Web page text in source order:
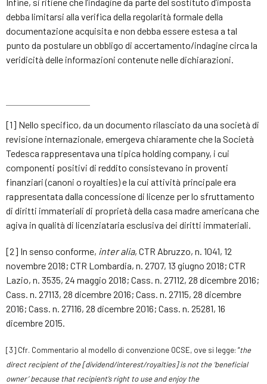
debba limitarsi alla verifica della regolarità formale della
documentazione acquisita e non debba essere estesa a tal
punto da postulare un obbligo di accertamento/indagine circa la
veridicità delle informazioni contenute nelle dichiarazioni.
[1] Nello specifico, da un documento rilasciato da una società di
revisione internazionale, emergeva chiaramente che la Società
Tedesca rappresentava una tipica holding company, i cui
componenti positivi di reddito consistevano in proventi
finanziari (canoni o royalties) e la cui attività principale era
rappresentata dalla concessione di licenze per lo sfruttamento
di diritti immateriali di proprietà della casa madre americana che
agiva in qualità di licenziataria esclusiva dei diritti immateriali.
[2] In senso conforme, inter alia, CTR Abruzzo, n. 1041, 12
novembre 2018; CTR Lombardia, n. 2707, 13 giugno 2018; CTR
Lazio, n. 3535, 24 maggio 2018; Cass. n. 27112, 28 dicembre 2016;
Cass. n. 27113, 28 dicembre 2016; Cass. n. 27115, 28 dicembre
2016; Cass. n. 27116, 28 dicembre 2016; Cass. n. 25281, 16
dicembre 2015.
[3] Cfr. Commentario al modello di convenzione OCSE, ove si legge: “the
direct recipient of the [dividend/interest/royalties] is not the ‘beneficial
owner’ because that recipient’s right to use and enjoy the